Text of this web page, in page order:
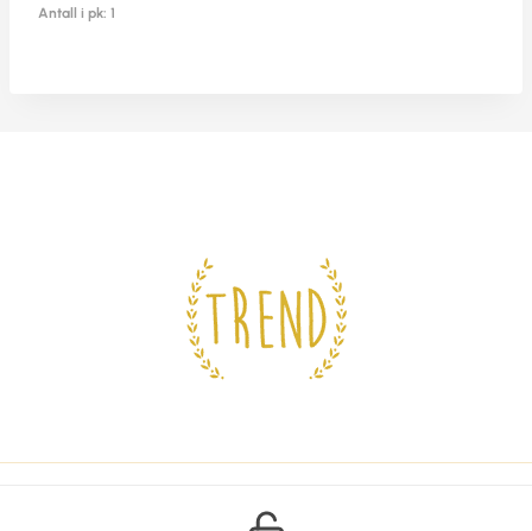
Antall i pk: 1
© 2026 Trend Design AS -